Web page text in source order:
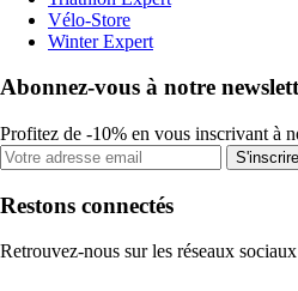
Vélo-Store
Winter Expert
Abonnez-vous à notre
Profitez de -10% en vous inscrivant à
S'inscrire
Restons connectés
Retrouvez-nous sur les réseaux sociaux